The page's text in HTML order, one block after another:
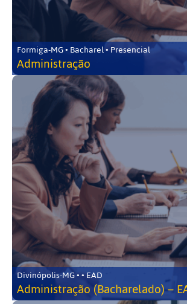
Formiga-MG • Bacharel • Presencial
Administração
Divinópolis-MG • • EAD
Administração (Bacharelado) –